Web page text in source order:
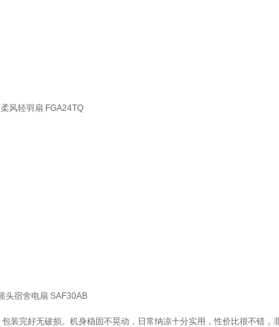
风轻羽扇 FGA24TQ
头宿舍电扇 SAF30AB
完好无破损。机身稳固不晃动，日常纳凉十分实用，性价比很不错，